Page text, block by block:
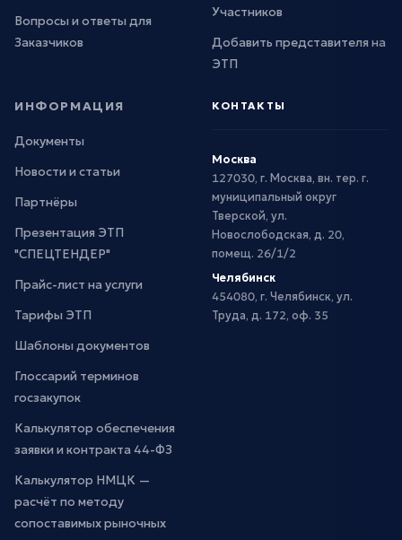
Вопросы и ответы для
Заказчиков
Участников
Добавить представителя на
ЭТП
ИНФОРМАЦИЯ
Документы
Новости и статьи
Партнёры
Презентация ЭТП
"СПЕЦТЕНДЕР"
Прайс-лист на услуги
Тарифы ЭТП
Шаблоны документов
Глоссарий терминов
госзакупок
Калькулятор обеспечения
заявки и контракта 44-ФЗ
Калькулятор НМЦК —
расчёт по методу
сопоставимых рыночных
КОНТАКТЫ
Москва
127030, г. Москва, вн. тер. г.
муниципальный округ
Тверской, ул.
Новослободская, д. 20,
помещ. 26/1/2
Челябинск
454080, г. Челябинск, ул.
Труда, д. 172, оф. 35